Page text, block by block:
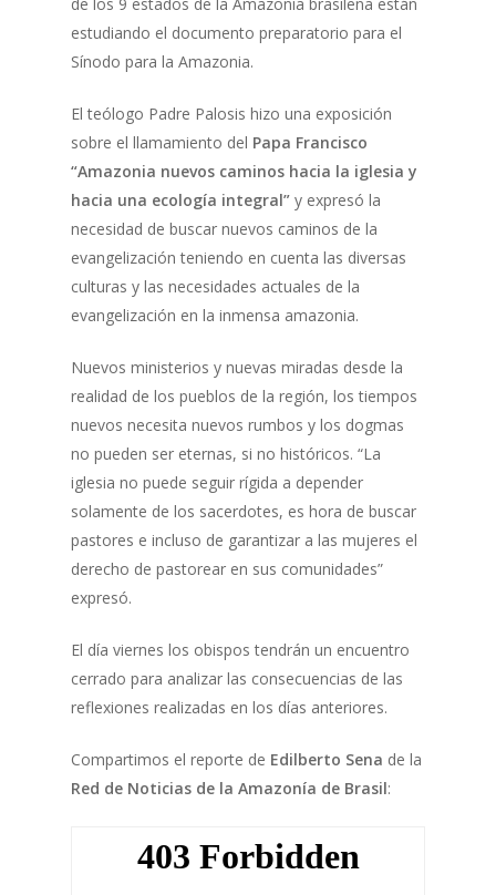
estudiando el documento preparatorio para el
Sínodo para la Amazonia.
El teólogo Padre Palosis hizo una exposición
sobre el llamamiento del Papa Francisco
“Amazonia nuevos caminos hacia la iglesia y
hacia una ecología integral” y expresó la
necesidad de buscar nuevos caminos de la
evangelización teniendo en cuenta las diversas
culturas y las necesidades actuales de la
evangelización en la inmensa amazonia.
Nuevos ministerios y nuevas miradas desde la
realidad de los pueblos de la región, los tiempos
nuevos necesita nuevos rumbos y los dogmas
no pueden ser eternas, si no históricos. “La
iglesia no puede seguir rígida a depender
solamente de los sacerdotes, es hora de buscar
pastores e incluso de garantizar a las mujeres el
derecho de pastorear en sus comunidades”
expresó.
El día viernes los obispos tendrán un encuentro
cerrado para analizar las consecuencias de las
reflexiones realizadas en los días anteriores.
Compartimos el reporte de Edilberto Sena de la
Red de Noticias de la Amazonía de Brasil: